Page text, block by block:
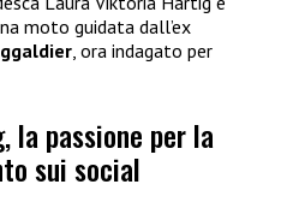
moto guidata dall’ex
, ora indagato per
la passione per la
sui social